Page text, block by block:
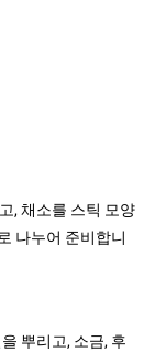
, 채소를 스틱 모양
나누어 준비합니
뿌리고, 소금, 후